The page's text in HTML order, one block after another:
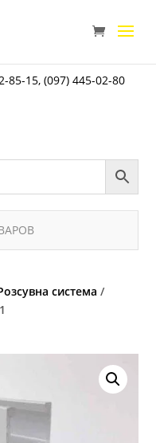
85-15,(097) 445-02-80
система /